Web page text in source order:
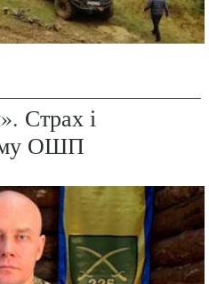
Страх і
му ОШП